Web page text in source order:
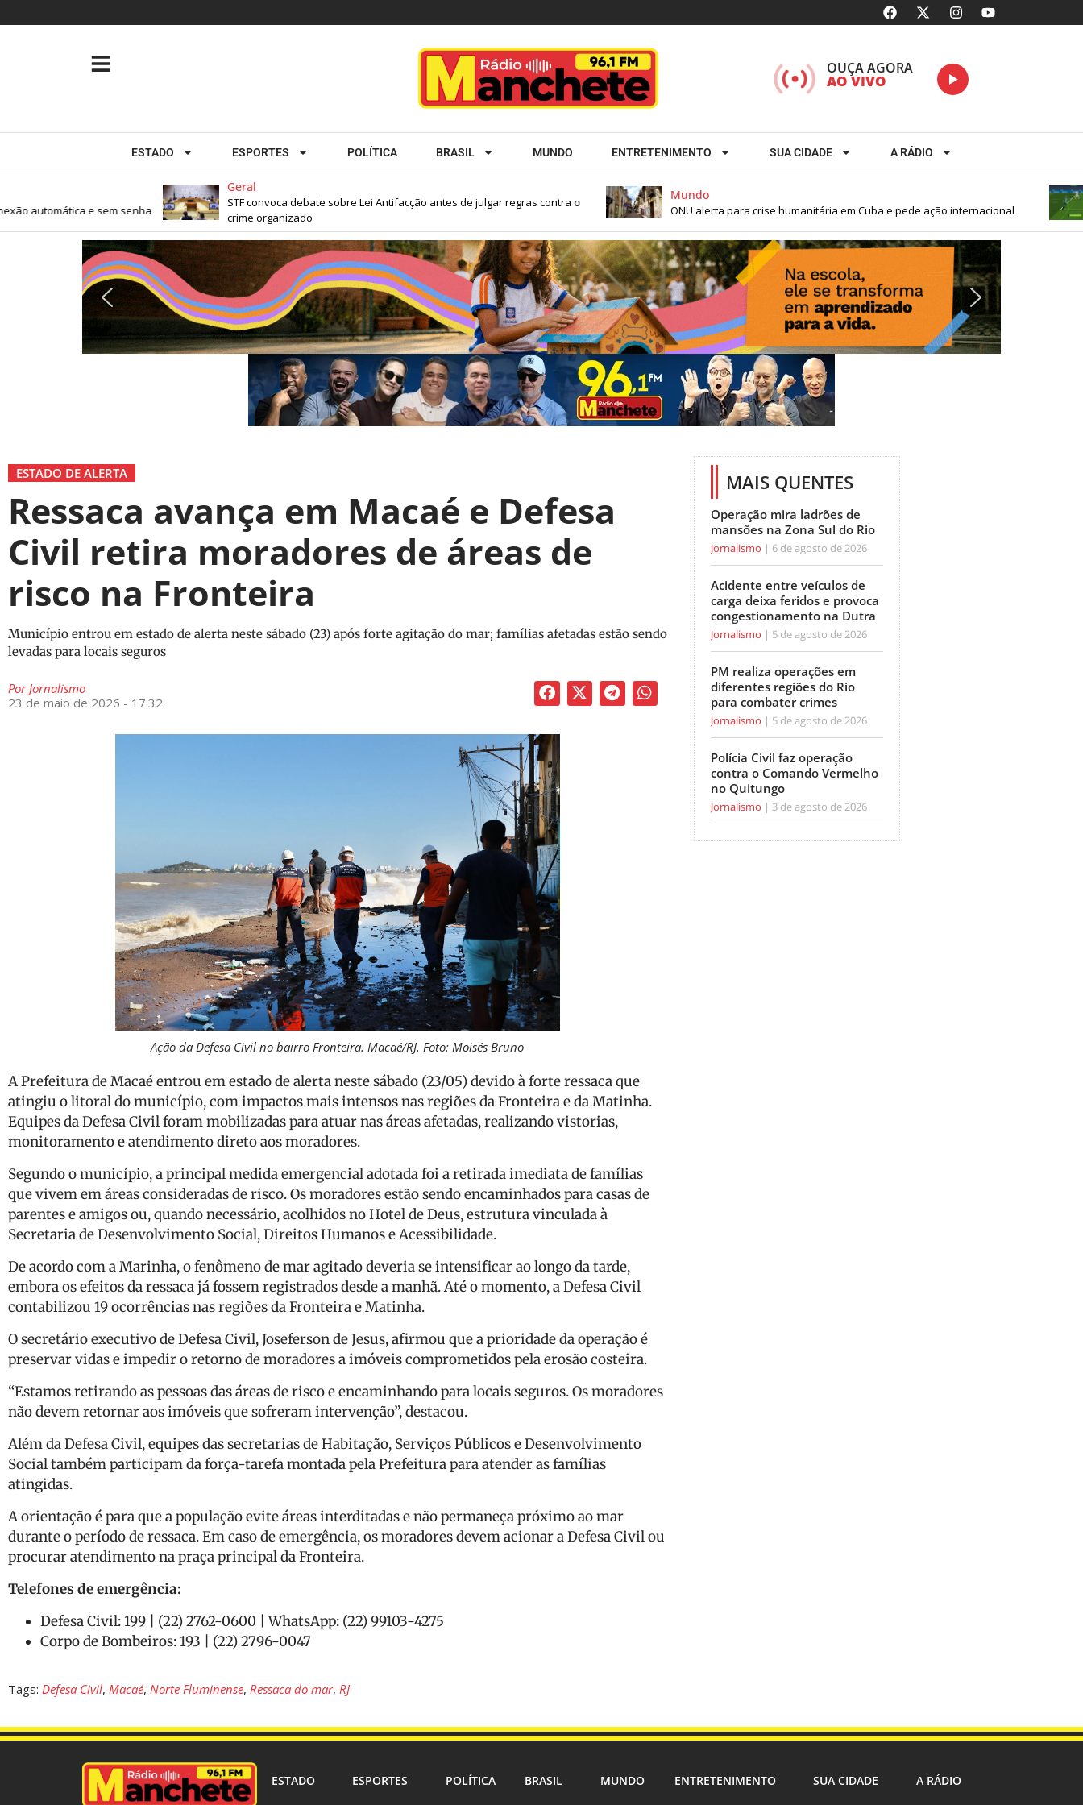
OUÇA AGORA
AO VIVO
ESTADO ESPORTES POLÍTICA BRASIL MUNDO ENTRETENIMENTO SUA CIDADE A RÁDIO
Geral
STF convoca debate sobre Lei Antifacção antes de julgar regras contra o
crime organizado
Mundo
ONU alerta para crise humanitária em Cuba e pede ação internacional
automática e sem senha
ESTADO DE ALERTA
Ressaca avança em Macaé e Defesa
Civil retira moradores de áreas de
risco na Fronteira
Município entrou em estado de alerta neste sábado (23) após forte agitação do mar; famílias afetadas estão sendo
levadas para locais seguros
PorJornalismo
23 de maio de 2026 - 17:32
Ação da Defesa Civil no bairro Fronteira. Macaé/RJ. Foto: Moisés Bruno
A Prefeitura de Macaé entrou em estado de alerta neste sábado (23/05) devido à forte ressaca que
atingiu o litoral do município, com impactos mais intensos nas regiões da Fronteira e da Matinha.
Equipes da Defesa Civil foram mobilizadas para atuar nas áreas afetadas, realizando vistorias,
monitoramento e atendimento direto aos moradores.
Segundo o município, a principal medida emergencial adotada foi a retirada imediata de famílias
que vivem em áreas consideradas de risco. Os moradores estão sendo encaminhados para casas de
parentes e amigos ou, quando necessário, acolhidos no Hotel de Deus, estrutura vinculada à
Secretaria de Desenvolvimento Social, Direitos Humanos e Acessibilidade.
De acordo com a Marinha, o fenômeno de mar agitado deveria se intensificar ao longo da tarde,
embora os efeitos da ressaca já fossem registrados desde a manhã. Até o momento, a Defesa Civil
contabilizou 19 ocorrências nas regiões da Fronteira e Matinha.
O secretário executivo de Defesa Civil, Joseferson de Jesus, afirmou que a prioridade da operação é
preservar vidas e impedir o retorno de moradores a imóveis comprometidos pela erosão costeira.
“Estamos retirando as pessoas das áreas de risco e encaminhando para locais seguros. Os moradores
não devem retornar aos imóveis que sofreram intervenção”, destacou.
Além da Defesa Civil, equipes das secretarias de Habitação, Serviços Públicos e Desenvolvimento
Social também participam da força-tarefa montada pela Prefeitura para atender as famílias
atingidas.
A orientação é para que a população evite áreas interditadas e não permaneça próximo ao mar
durante o período de ressaca. Em caso de emergência, os moradores devem acionar a Defesa Civil ou
procurar atendimento na praça principal da Fronteira.
Telefones de emergência:
Defesa Civil: 199 | (22) 2762-0600 | WhatsApp: (22) 99103-4275
Corpo de Bombeiros: 193 | (22) 2796-0047
Tags: Defesa Civil, Macaé, Norte Fluminense, Ressaca do mar, RJ
MAIS QUENTES
Operação mira ladrões de
mansões na Zona Sul do Rio
Jornalismo 6 de agosto de 2026
Acidente entre veículos de
carga deixa feridos e provoca
congestionamento na Dutra
Jornalismo 5 de agosto de 2026
PM realiza operações em
diferentes regiões do Rio
para combater crimes
Jornalismo 5 de agosto de 2026
Polícia Civil faz operação
contra o Comando Vermelho
no Quitungo
Jornalismo 3 de agosto de 2026
ESTADO ESPORTES POLÍTICA BRASIL MUNDO ENTRETENIMENTO SUA CIDADE A RÁDIO